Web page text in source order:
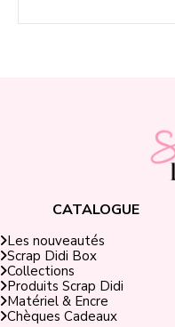
CATALOGUE
Les nouveautés
Scrap Didi Box
Collections
Produits Scrap Didi
Matériel & Encre
Chèques Cadeaux